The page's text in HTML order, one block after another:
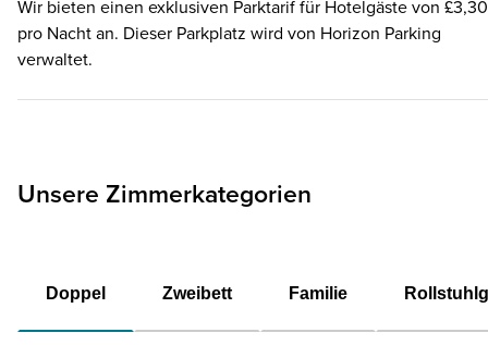
Wir bieten einen exklusiven Parktarif für Hotelgäste von £3,30
pro Nacht an. Dieser Parkplatz wird von Horizon Parking
verwaltet.
Unsere Zimmerkategorien
Doppel Zweibett Familie